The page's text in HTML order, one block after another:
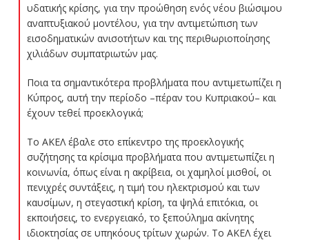
υδατικής κρίσης, για την προώθηση ενός νέου βιώσιμου
αναπτυξιακού μοντέλου, για την αντιμετώπιση των
εισοδηματικών ανισοτήτων και της περιθωριοποίησης
χιλιάδων συμπατριωτών μας.
Ποια τα σημαντικότερα προβλήματα που αντιμετωπίζει η
Κύπρος, αυτή την περίοδο –πέραν του Κυπριακού– και
έχουν τεθεί προεκλογικά;
Το ΑΚΕΛ έβαλε στο επίκεντρο της προεκλογικής
συζήτησης τα κρίσιμα προβλήματα που αντιμετωπίζει η
κοινωνία, όπως είναι η ακρίβεια, οι χαμηλοί μισθοί, οι
πενιχρές συντάξεις, η τιμή του ηλεκτρισμού και των
καυσίμων, η στεγαστική κρίση, τα ψηλά επιτόκια, οι
εκποιήσεις, το ενεργειακό, το ξεπούλημα ακίνητης
ιδιοκτησίας σε υπηκόους τρίτων χωρών. Το ΑΚΕΛ έχει